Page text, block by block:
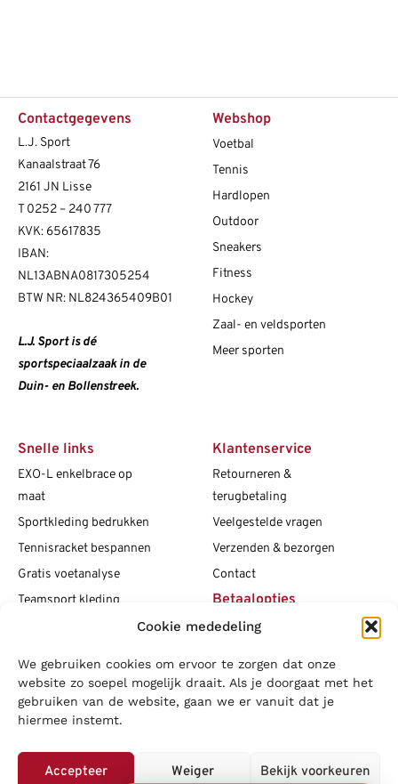
Cookie mededeling
We gebruiken cookies om ervoor te zorgen dat onze
website zo soepel mogelijk draait. Als je doorgaat met het
gebruiken van de website, gaan we er vanuit dat je
hiermee instemt.
Accepteer Weiger Bekijk voorkeuren
Contactgegevens
L.J. Sport
Kanaalstraat 76
2161 JN Lisse
T 0252 – 240 777
KVK: 65617835
IBAN:
NL13ABNA0817305254
BTW NR: NL824365409B01
L.J. Sport is dé
sportspeciaalzaak in de
Duin- en Bollenstreek.
Webshop
Voetbal
Tennis
Hardlopen
Outdoor
Sneakers
Fitness
Hockey
Zaal- en veldsporten
Meer sporten
Snelle links
EXO-L enkelbrace op
maat
Sportkleding bedrukken
Tennisracket bespannen
Gratis voetanalyse
Teamsport kleding
Vacatures
Blogs
Klantenservice
Retourneren &
terugbetaling
Veelgestelde vragen
Verzenden & bezorgen
Contact
Betaalopties
Social media